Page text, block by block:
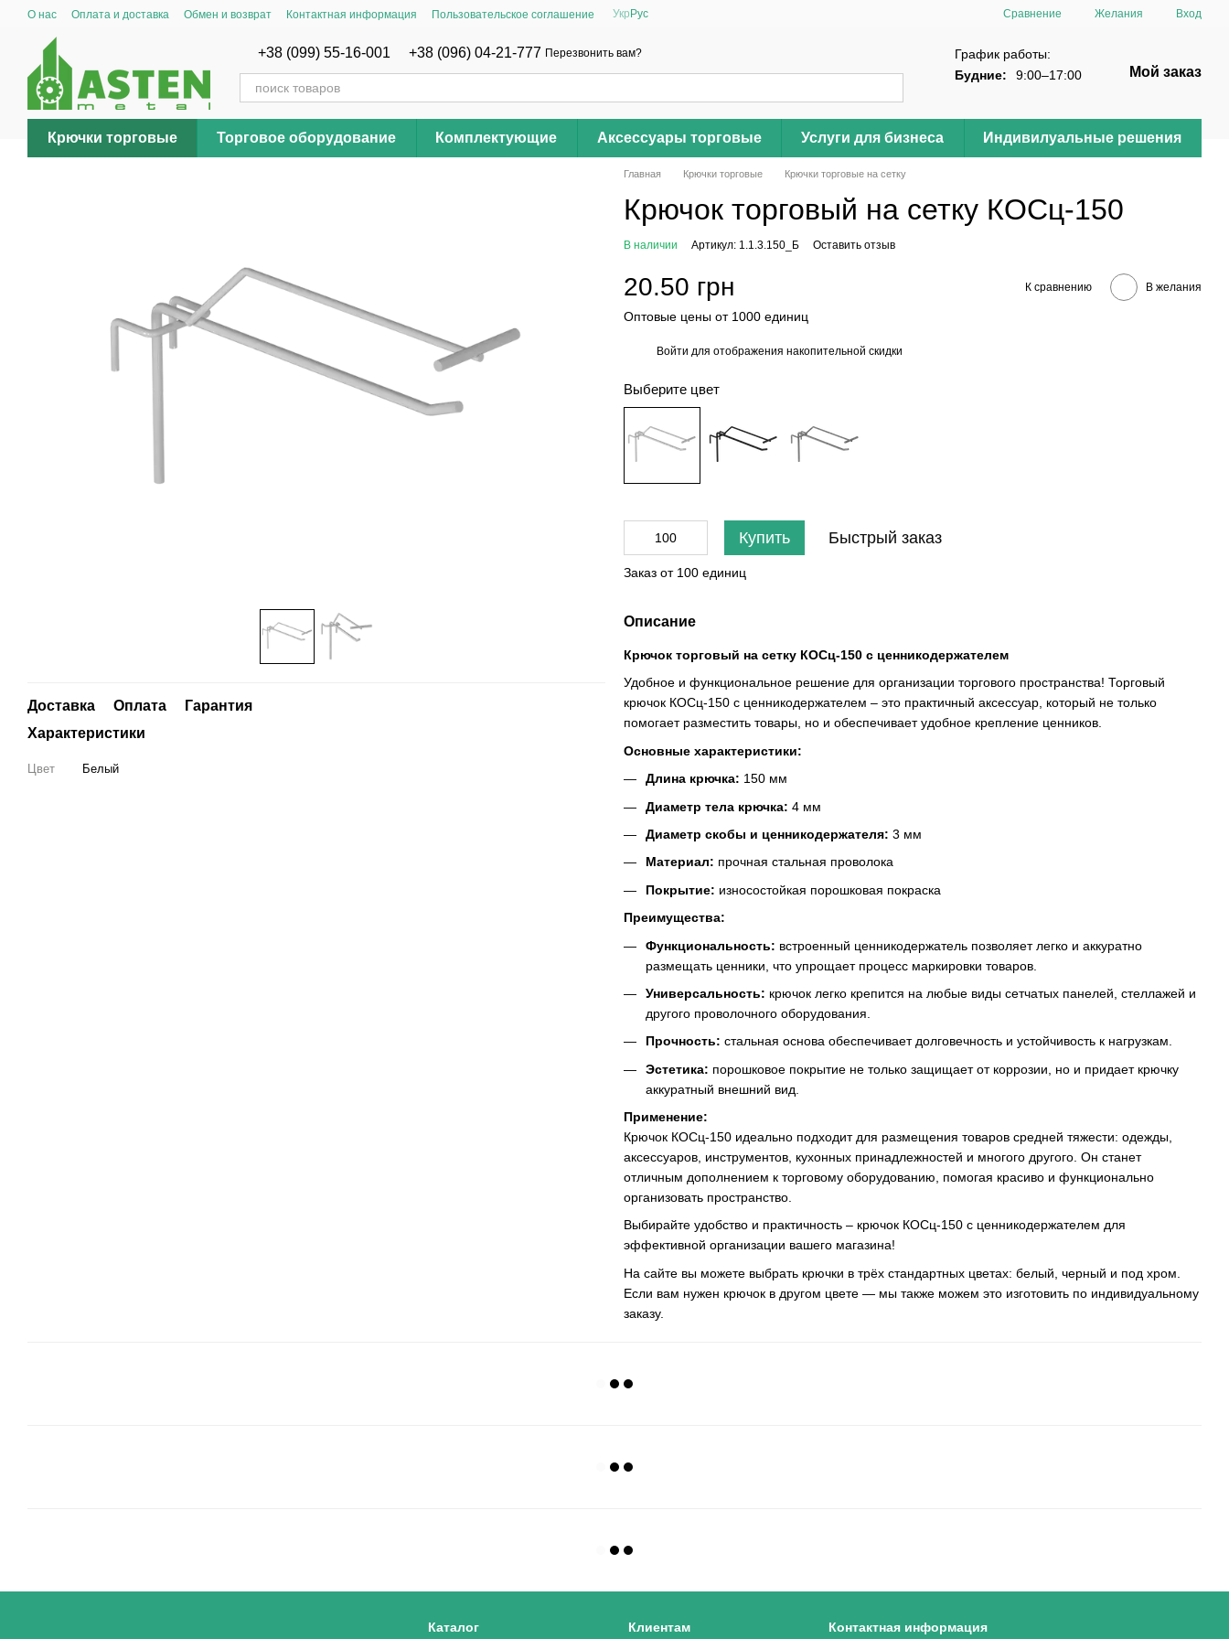
Перейти к основному контенту
О нас Оплата и доставка Обмен и возврат Контактная информация Пользовательское соглашение Укр Рус Сравнение Желания Вход
+38 (099) 55-16-001 +38 (096) 04-21-777 Перезвонить вам?
График работы:
Будние:
9:00–17:00 Мой заказ
Крючки торговые Торговое оборудование Комплектующие Аксессуары торговые Услуги для бизнеса Индивилуальные решения
Доставка Оплата
Гарантия
Характеристики
Цвет Белый
Главная Крючки торговые Крючки торговые на сетку
Крючок торговый на сетку КОСц-150
В наличии Артикул: 1.1.3.150_Б Оставить отзыв
20.50 грн К сравнению В желания
Оптовые цены от 1000 единиц
Войти для отображения накопительной скидки
Выберите цвет
Купить Быстрый заказ
Заказ от 100 единиц
Описание
Крючок торговый на сетку КОСц-150 с ценникодержателем
Удобное и функциональное решение для организации торгового пространства! Торговый
крючок КОСц-150 с ценникодержателем – это практичный аксессуар, который не только
помогает разместить товары, но и обеспечивает удобное крепление ценников.
Основные характеристики:
Длина крючка: 150 мм
Диаметр тела крючка: 4 мм
Диаметр скобы и ценникодержателя: 3 мм
Материал: прочная стальная проволока
Покрытие: износостойкая порошковая покраска
Преимущества:
Функциональность: встроенный ценникодержатель позволяет легко и аккуратно
размещать ценники, что упрощает процесс маркировки товаров.
Универсальность: крючок легко крепится на любые виды сетчатых панелей, стеллажей и
другого проволочного оборудования.
Прочность: стальная основа обеспечивает долговечность и устойчивость к нагрузкам.
Эстетика: порошковое покрытие не только защищает от коррозии, но и придает крючку
аккуратный внешний вид.
Применение:
Крючок КОСц-150 идеально подходит для размещения товаров средней тяжести: одежды,
аксессуаров, инструментов, кухонных принадлежностей и многого другого. Он станет
отличным дополнением к торговому оборудованию, помогая красиво и функционально
организовать пространство.
Выбирайте удобство и практичность – крючок КОСц-150 с ценникодержателем для
эффективной организации вашего магазина!
На сайте вы можете выбрать крючки в трёх стандартных цветах: белый, черный и под хром.
Если вам нужен крючок в другом цвете — мы также можем это изготовить по индивидуальному
заказу.
Каталог Клиентам Контактная информация